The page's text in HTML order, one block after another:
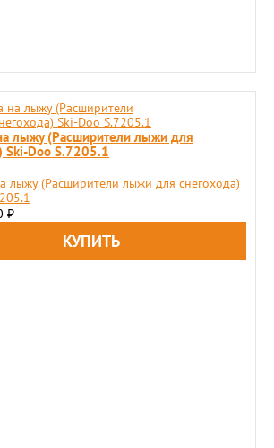
лыжу (Расширители лыжи для
Ski-Doo S.7205.1
лыжу (Расширители лыжи для снегохода)
₽